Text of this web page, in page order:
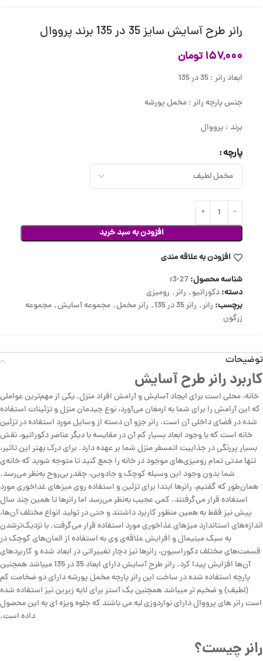
رانر طرح آسایش سایز 35 در 135 برند پرووال
۱۵۷,۰۰۰تومان
ابعاد رانر : 35 در 135
جنس پارچه رانر : مخمل پورشه
برند : پرووال
پارچه
افزودن به سبد خرید
افزودن به علاقه مندی
شناسه محصول:r3-27
دسته:دکوراتیو, رانر, رومیزی
برچسب: رانر, رانر 35 در 135 , رانر مخمل, مجموعه آسایش, مجموعه
زرگون
توضیحات
کاربرد رانر طرح آسایش
خانه، محلی است برای ایجاد آسایش و آرامش افراد منزل. یکی از مهم‌ترین عواملی
که این آرامش را برای شما به ارمغان می‌آورد، نوع چیدمان منزل و تزئینات استفاده
شده در فضای داخلی آن است. رانر جزو آن دسته از وسایل مورد استفاده در تزئین
خانه است که با وجود ابعاد بسیار کم آن در مقایسه با دیگر عناصر دکوراتیو، نقش
بسیار پررنگی در جذابیت اتمسفر منزل شما بر عهده دارد. برای درک بهتر این تاثیر،
تنها مدتی تمام رومیزی‌های موجود در خانه را جمع کنید تا متوجه شوید که خانه‌ی
شما بدون وجود این وسیله کوچک و جادویی، چقدر بی‌روح به‌نظر می‌رسد.
همان‌طور که گفتیم، رانرها ابتدا برای تزئین و استفاده روی میزهای غداخوری مورد
استفاده قرار می‌گرفتند. کمی عجیب به‌نظر می‌رسد اما رانرها تا همین چند سال
پیش نیز فقط به همین منظور کاربرد داشتند و حتی در تولید انواع مختلف آن‌ها،
اندازه‌های استاندارد میزهای غذاخوری مورد استفاده قرار می‌گرفت. با نزدیک‌تر‌شدن
به سبک مینیمال و افرایش علاقه‌ی وی به استفاده از المان‌های کوچک در
قسمت‌های مختلف دکوراسیون، رانرها نیز دچار تغییراتی در ابعاد شده و کاربردهای
آن‌ها افزایش پیدا کرد. رانر طرح آسایش دارای ابعاد 35 در 135 میباشد همچنین
پارچه استفاده شده در ساخت این رانر پارچه مخمل پورشه دارای دو ضخامت کم
(لطیف) و ضخیم تر میباشد همچنین یک آستر برای لایه زیرین نیز استفاده شده
است رانر های پرووال دارای نواردوزی لبه می باشند که جلوه ویزه ای به این محصول
داده است.
رانر چیست؟